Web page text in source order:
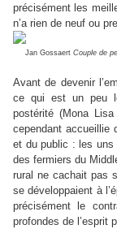
précisément les
n’a rien de neuf ou
Jan Gossaert Couple de
Avant de devenir
ce qui est un peu
postérité (Mona
cependant accueillie
et du public : les uns
des fermiers du
rural ne cachait pas
se développaient à
précisément le
profondes de l’esprit